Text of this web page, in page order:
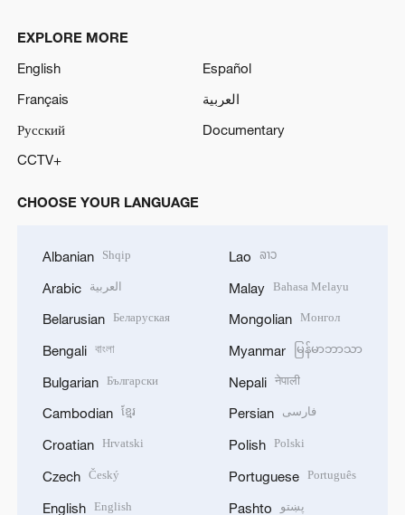
EXPLORE MORE
English
Español
Français
العربية
Русский
Documentary
CCTV+
CHOOSE YOUR LANGUAGE
Albanian Shqip
Arabic العربية
Belarusian Беларуская
Bengali বাংলা
Bulgarian Български
Cambodian ខ្មែរ
Croatian Hrvatski
Czech Český
English English
Lao ລາວ
Malay Bahasa Melayu
Mongolian Монгол
Myanmar မြန်မာဘာသာ
Nepali नेपाली
Persian فارسی
Polish Polski
Portuguese Português
Pashto پښتو